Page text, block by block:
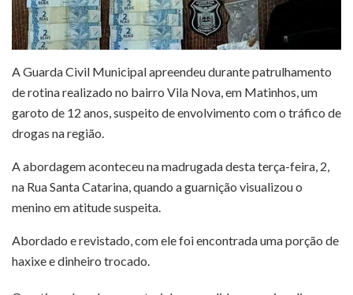
A Guarda Civil Municipal apreendeu durante patrulhamento
de rotina realizado no bairro Vila Nova, em Matinhos, um
garoto de 12 anos, suspeito de envolvimento com o tráfico de
drogas na região.
A abordagem aconteceu na madrugada desta terça-feira, 2,
na Rua Santa Catarina, quando a guarnição visualizou o
menino em atitude suspeita.
Abordado e revistado, com ele foi encontrada uma porção de
haxixe e dinheiro trocado.